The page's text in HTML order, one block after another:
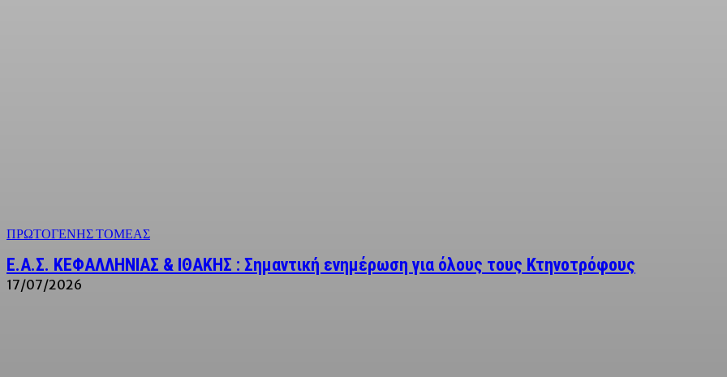
ΠΡΩΤΟΓΕΝΗΣ ΤΟΜΕΑΣ
Ε.Α.Σ. ΚΕΦΑΛΛΗΝΙΑΣ & ΙΘΑΚΗΣ : Σημαντική ενημέρωση για όλους τους Κτηνοτρόφους
17/07/2026